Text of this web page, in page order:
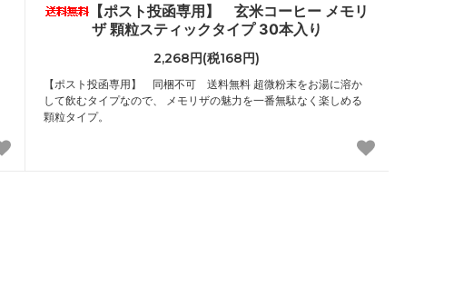
【ポスト投函専用】 玄米コーヒー メモリ
ザ 顆粒スティックタイプ 30本入り
2,268円(税168円)
【ポスト投函専用】 同梱不可 送料無料 超微粉末をお湯に溶か
して飲むタイプなので、 メモリザの魅力を一番無駄なく楽しめる
顆粒タイプ。